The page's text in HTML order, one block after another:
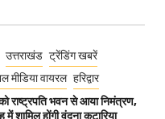
उत्तराखंड ट्रेंडिंग खबरें
मीडिया वायरल हरिद्वार
को राष्ट्रपति भवन से आया निमंत्रण,
शामिल होंगी वंदना कटारिया